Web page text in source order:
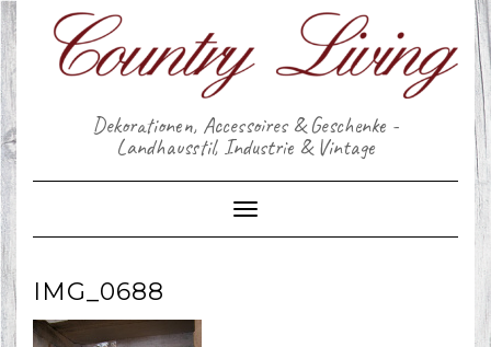
Skip
to
content
Dekorationen, Accessoires & Geschenke -
Landhausstil, Industrie & Vintage
Toggle Navigation
IMG_0688